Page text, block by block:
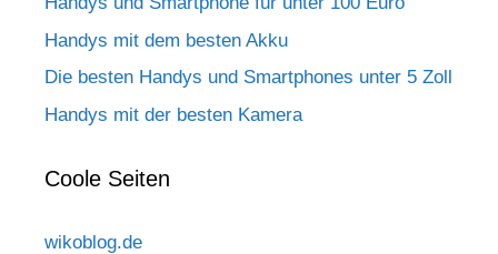
Handys mit dem besten Akku
Die besten Handys und Smartphones unter 5 Zoll
Handys mit der besten Kamera
Coole Seiten
wikoblog.de